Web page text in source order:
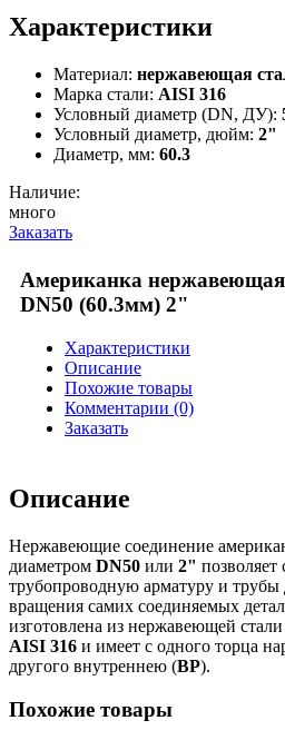
Характеристики
Материал: нержавеющая
Марка стали: AISI 316
Условный диаметр (DN, ДУ):
Условный диаметр, дюйм: 2"
Диаметр, мм: 60.3
Наличие:
много
Заказать
Американка
DN50 (60.3мм) 2"
Характеристики
Описание
Похожие товары
Комментарии (0)
Заказать
Описание
Нержавеющие соединение
диаметром DN50 или 2" позволяет
трубопроводную арматуру и трубы
вращения самих соединяемых
изготовлена из нержавеющей
AISI 316 и имеет с одного торца
другого внутреннею (ВР).
Похожие товары